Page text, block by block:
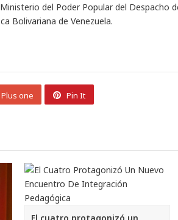
del Poder Popular del Despacho
Bolivariana de Venezuela.
Plus one Pin It